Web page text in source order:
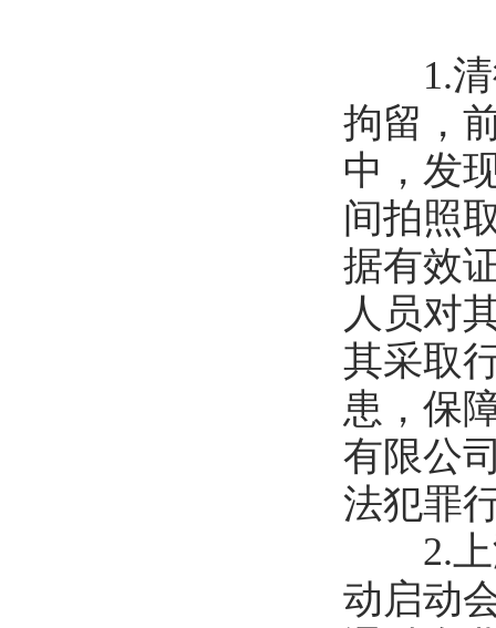
1.清
拘留，
中，发
间拍照
据有效
人员对
其采取
患，保
有限公
法犯罪
2.上
动启动